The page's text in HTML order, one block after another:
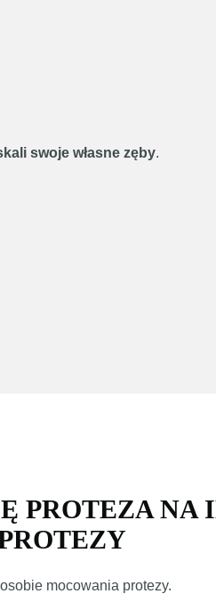
swoje własne zęby.
PROTEZA NA
mocowania protezy.